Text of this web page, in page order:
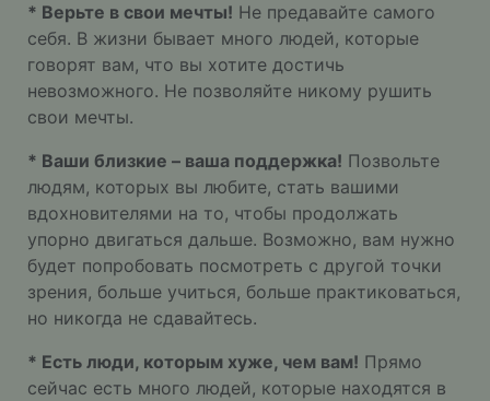
* Верьте в свои мечты! Не предавайте самого
себя. В жизни бывает много людей, которые
говорят вам, что вы хотите достичь
невозможного. Не позволяйте никому рушить
свои мечты.
* Ваши близкие – ваша поддержка! Позвольте
людям, которых вы любите, стать вашими
вдохновителями на то, чтобы продолжать
упорно двигаться дальше. Возможно, вам нужно
будет попробовать посмотреть с другой точки
зрения, больше учиться, больше практиковаться,
но никогда не сдавайтесь.
* Есть люди, которым хуже, чем вам! Прямо
сейчас есть много людей, которые находятся в